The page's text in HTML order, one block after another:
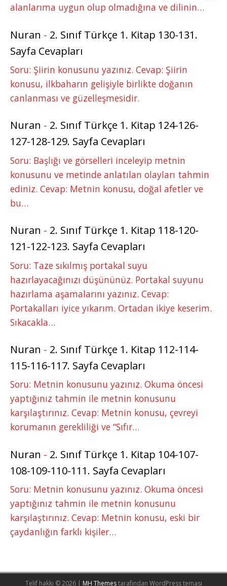
alanlarıma uygun olup olmadığına ve dilinin…
Nuran - 2. Sınıf Türkçe 1. Kitap 130-131.
Sayfa Cevapları
Soru: Şiirin konusunu yazınız. Cevap: Şiirin
konusu, ilkbaharın gelişiyle birlikte doğanın
canlanması ve güzelleşmesidir.
Nuran - 2. Sınıf Türkçe 1. Kitap 124-126-
127-128-129. Sayfa Cevapları
Soru: Başlığı ve görselleri inceleyip metnin
konusunu ve metinde anlatılan olayları tahmin
ediniz. Cevap: Metnin konusu, doğal afetler ve
bu…
Nuran - 2. Sınıf Türkçe 1. Kitap 118-120-
121-122-123. Sayfa Cevapları
Soru: Taze sıkılmış portakal suyu
hazırlayacağınızı düşününüz. Portakal suyunu
hazırlama aşamalarını yazınız. Cevap:
Portakalları iyice yıkarım. Ortadan ikiye keserim.
Sıkacakla…
Nuran - 2. Sınıf Türkçe 1. Kitap 112-114-
115-116-117. Sayfa Cevapları
Soru: Metnin konusunu yazınız. Okuma öncesi
yaptığınız tahmin ile metnin konusunu
karşılaştırınız. Cevap: Metnin konusu, çevreyi
korumanın gerekliliği ve “Sıfır…
Nuran - 2. Sınıf Türkçe 1. Kitap 104-107-
108-109-110-111. Sayfa Cevapları
Soru: Metnin konusunu yazınız. Okuma öncesi
yaptığınız tahmin ile metnin konusunu
karşılaştırınız. Cevap: Metnin konusu, eski bir
çaydanlığın farklı kişiler…
Telif hakkı © 2026 | MH Themestarafından WordPress teması